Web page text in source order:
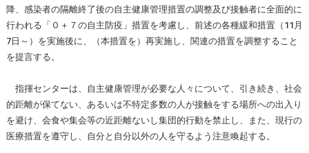
降、感染者の隔離終了後の自主健康管理措置の調整及び接触者に全面的に
行われる「０＋７の自主防疫」措置を考慮し、前述の各種緩和措置（11月
7日～）を実施後に、（本措置を）再実施し、関連の措置を調整すること
を提言する。
指揮センターは、自主健康管理が必要な人々について、引き続き、社会
的距離が保てない、あるいは不特定多数の人が接触をする場所への出入り
を避け、会食や集会等の近距離ないし集団的行動を禁止し、また、現行の
医療措置を遵守し、自分と自分以外の人を守るよう注意喚起する。